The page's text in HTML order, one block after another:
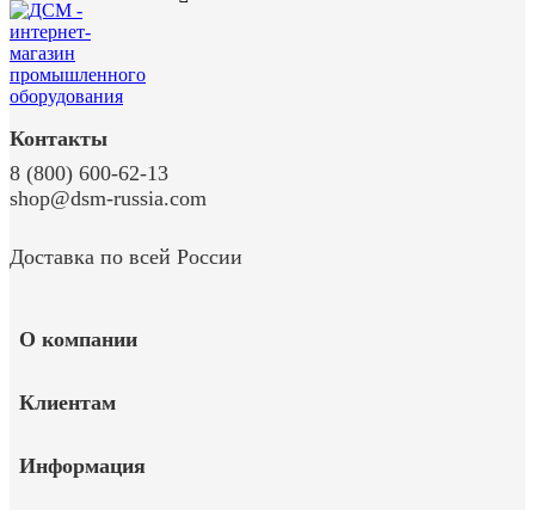
О компании
Клиентам
Информация
Контакты
8 (800) 600-62-13
shop@dsm-russia.com
Доставка по всей России